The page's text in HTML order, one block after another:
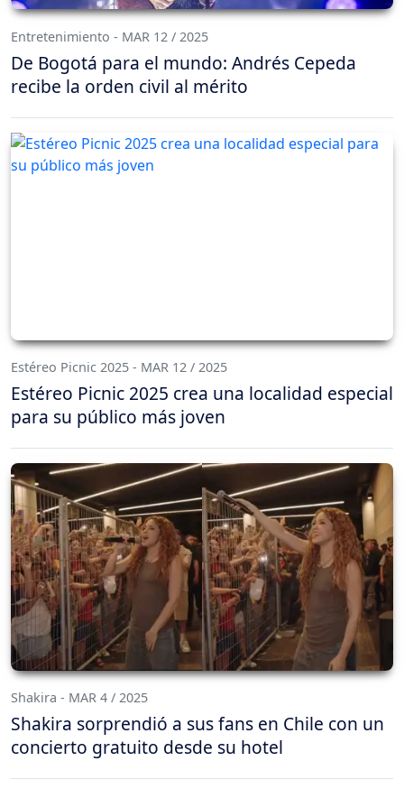
Entretenimiento - MAR 12 / 2025
De Bogotá para el mundo: Andrés Cepeda
recibe la orden civil al mérito
Estéreo Picnic 2025 - MAR 12 / 2025
Estéreo Picnic 2025 crea una localidad especial
para su público más joven
Shakira - MAR 4 / 2025
Shakira sorprendió a sus fans en Chile con un
concierto gratuito desde su hotel